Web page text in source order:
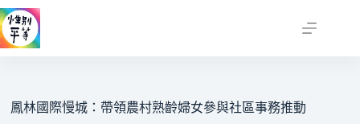
跳
至
主
容鳳林國際慢城：帶領農村熟齡婦女參與社區事務推動